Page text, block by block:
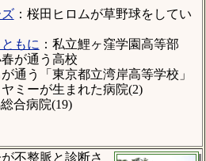
：桜田ヒロムが草野球をしてい
もに ：私立鯉ヶ窪学園高等部
春が通う高校
が通う「東京都立湾岸高等学校」
ミーが生まれた病院(2)
合病院(19)
が不整脈と診断さ